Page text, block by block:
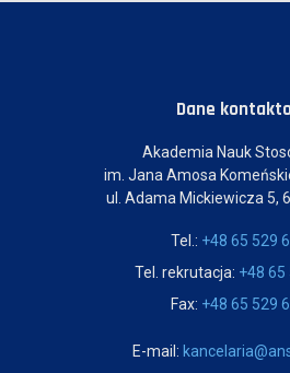
Dane
Akademia Nauk
im. Jana Amosa
ul. Adama Mickiewicza 5,
Tel.: +48 65 529
Tel. rekrutacja: +48 65
Fax: +48 65 529
E-mail: